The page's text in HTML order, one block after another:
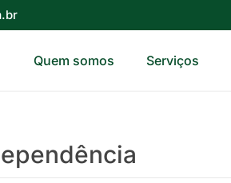
Quem somos Serviços